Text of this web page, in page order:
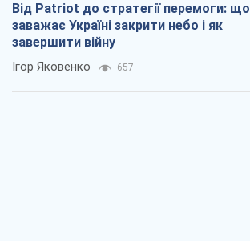
Від Patriot до стратегії перемоги: що
заважає Україні закрити небо і як
завершити війну
Ігор Яковенко 657